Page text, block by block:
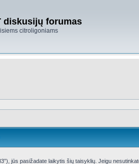
diskusijų forumas
citroligoniams
jūs pasižadate laikytis šių taisyklių. Jeigu